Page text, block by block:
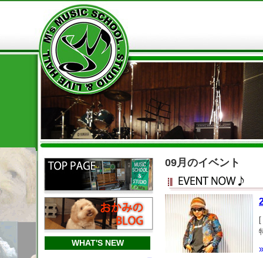
WHAT'S NEW
09月のイベント